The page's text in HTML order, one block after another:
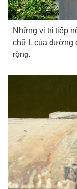
Những vị trí tiếp
chữ L của đường
rộng.